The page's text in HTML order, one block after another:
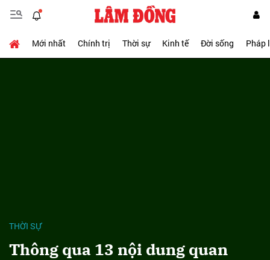
Mới nhất Chính trị Thời sự Kinh tế Đời sống Pháp
THỜI SỰ
Thông qua 13 nội dung quan